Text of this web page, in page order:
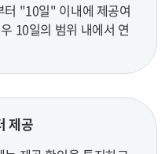
터 "10일" 이내에 제공여
10일의 범위 내에서 연
제공